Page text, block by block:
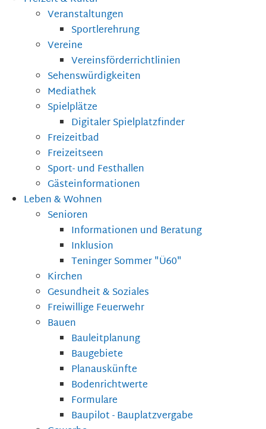
Veranstaltungen
Sportlerehrung
Vereine
Vereinsförderrichtlinien
Sehenswürdigkeiten
Mediathek
Spielplätze
Digitaler Spielplatzfinder
Freizeitbad
Freizeitseen
Sport- und Festhallen
Gästeinformationen
Leben & Wohnen
Senioren
Informationen und Beratung
Inklusion
Teninger Sommer "Ü60"
Kirchen
Gesundheit & Soziales
Freiwillige Feuerwehr
Bauen
Bauleitplanung
Baugebiete
Planauskünfte
Bodenrichtwerte
Formulare
Baupilot - Bauplatzvergabe